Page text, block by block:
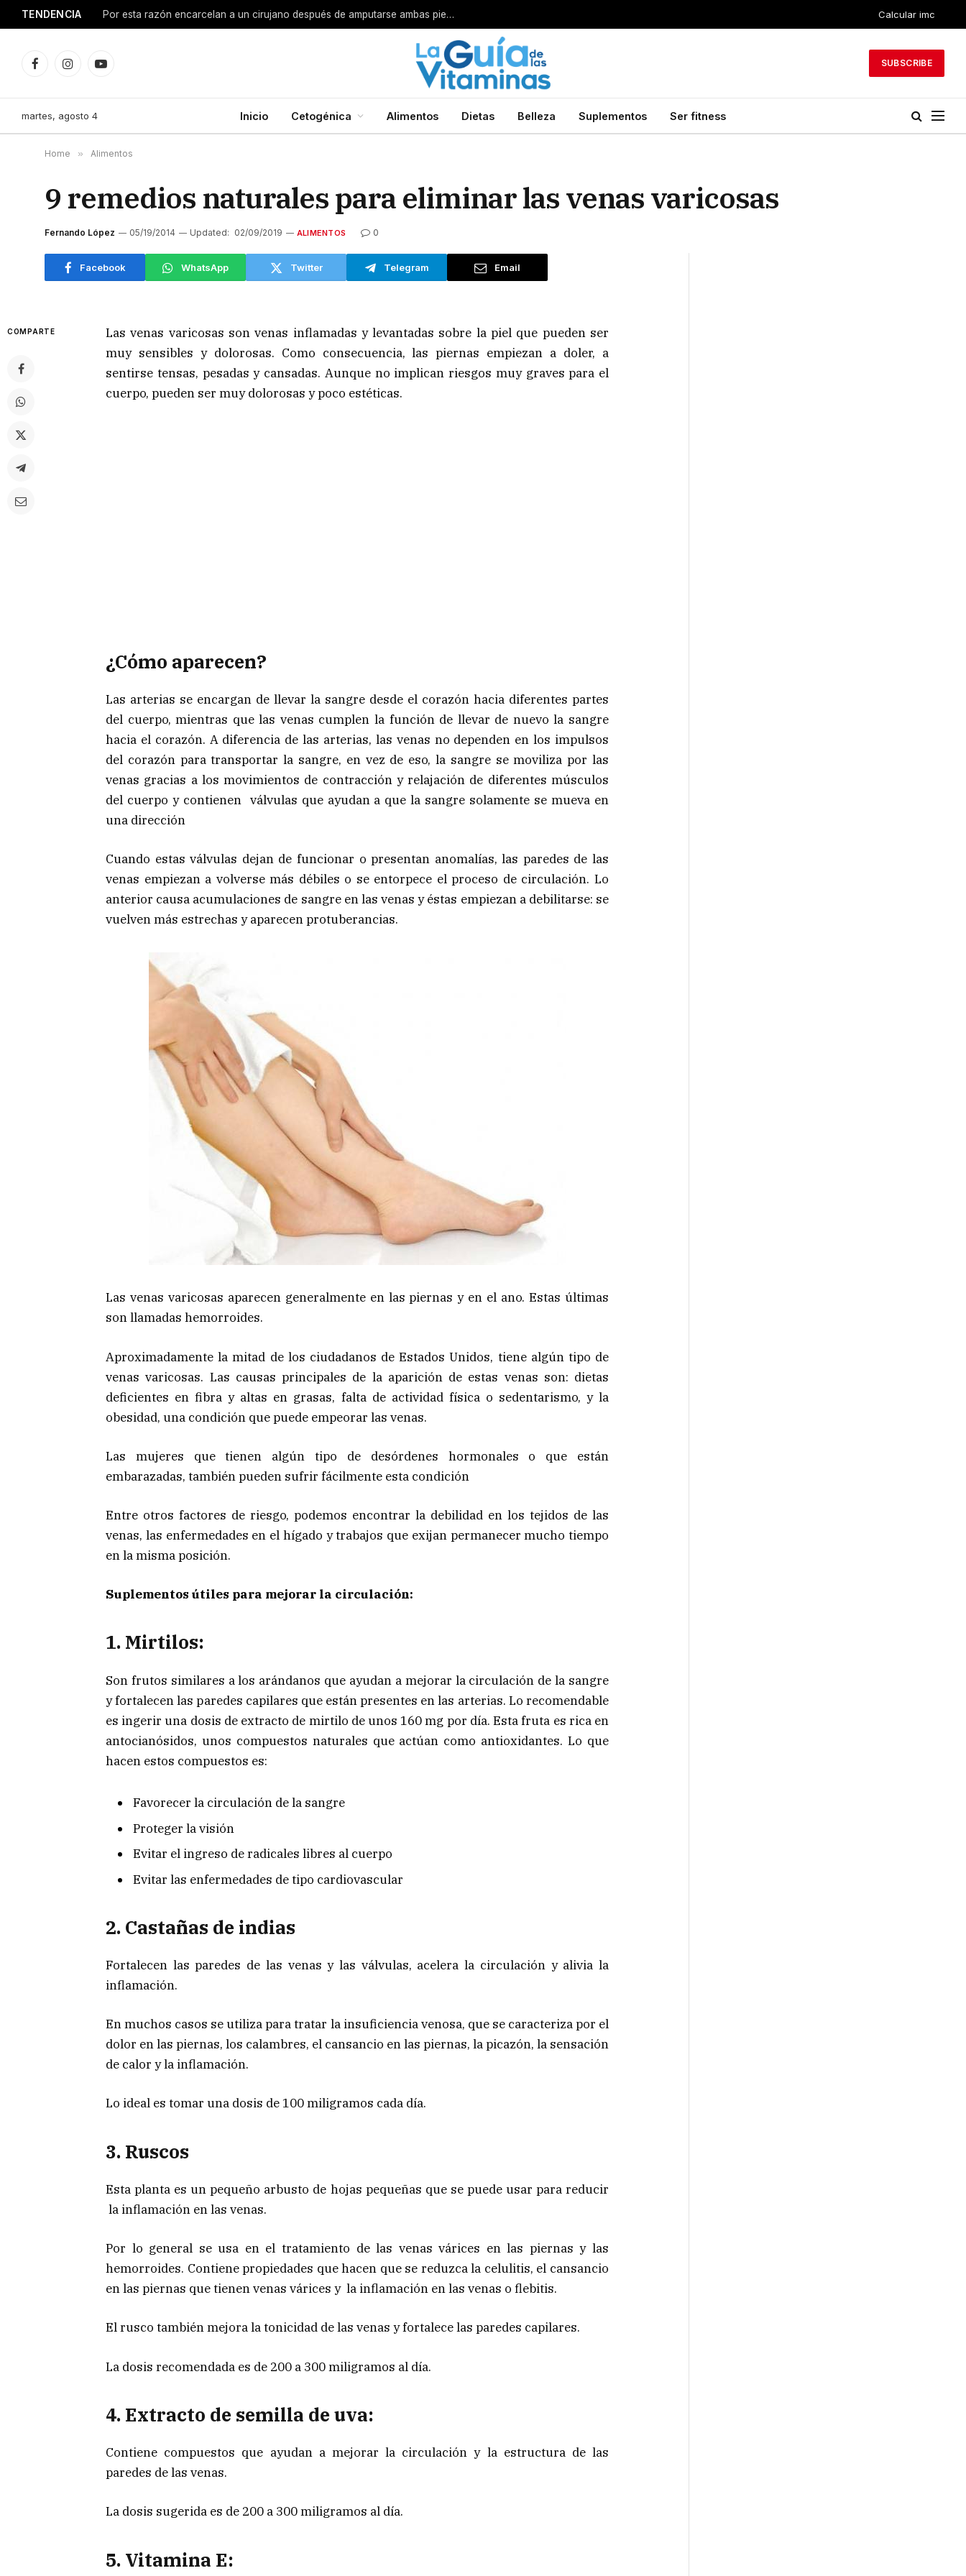
TENDENCIA Por esta razón encarcelan a un cirujano después de amputarse ambas piernas Calcular imc
FacebookInstagramYouTube
SUBSCRIBE
martes, agosto 4 Inicio Cetogénica Alimentos Dietas Belleza Suplementos Ser fitness
Home » Alimentos
9 remedios naturales para eliminar las venas varicosas
Fernando López 05/19/2014 Updated: 02/09/2019 ALIMENTOS 0
Facebook WhatsApp Twitter Telegram Email
COMPARTE
Las venas varicosas son venas inflamadas y levantadas sobre la piel que pueden ser
muy sensibles y dolorosas. Como consecuencia, las piernas empiezan a doler, a
sentirse tensas, pesadas y cansadas. Aunque no implican riesgos muy graves para el
cuerpo, pueden ser muy dolorosas y poco estéticas.
¿Cómo aparecen?
Las arterias se encargan de llevar la sangre desde el corazón hacia diferentes partes
del cuerpo, mientras que las venas cumplen la función de llevar de nuevo la sangre
hacia el corazón. A diferencia de las arterias, las venas no dependen en los impulsos
del corazón para transportar la sangre, en vez de eso, la sangre se moviliza por las
venas gracias a los movimientos de contracción y relajación de diferentes músculos
del cuerpo y contienen válvulas que ayudan a que la sangre solamente se mueva en
una dirección
Cuando estas válvulas dejan de funcionar o presentan anomalías, las paredes de las
venas empiezan a volverse más débiles o se entorpece el proceso de circulación. Lo
anterior causa acumulaciones de sangre en las venas y éstas empiezan a debilitarse: se
vuelven más estrechas y aparecen protuberancias.
Las venas varicosas aparecen generalmente en las piernas y en el ano. Estas últimas
son llamadas hemorroides.
Aproximadamente la mitad de los ciudadanos de Estados Unidos, tiene algún tipo de
venas varicosas. Las causas principales de la aparición de estas venas son: dietas
deficientes en fibra y altas en grasas, falta de actividad física o sedentarismo, y la
obesidad, una condición que puede empeorar las venas.
Las mujeres que tienen algún tipo de desórdenes hormonales o que están
embarazadas, también pueden sufrir fácilmente esta condición
Entre otros factores de riesgo, podemos encontrar la debilidad en los tejidos de las
venas, las enfermedades en el hígado y trabajos que exijan permanecer mucho tiempo
en la misma posición.
Suplementos útiles para mejorar la circulación:
1. Mirtilos:
Son frutos similares a los arándanos que ayudan a mejorar la circulación de la sangre
y fortalecen las paredes capilares que están presentes en las arterias. Lo recomendable
es ingerir una dosis de extracto de mirtilo de unos 160 mg por día. Esta fruta es rica en
antocianósidos, unos compuestos naturales que actúan como antioxidantes. Lo que
hacen estos compuestos es:
Favorecer la circulación de la sangre
Proteger la visión
Evitar el ingreso de radicales libres al cuerpo
Evitar las enfermedades de tipo cardiovascular
2. Castañas de indias
Fortalecen las paredes de las venas y las válvulas, acelera la circulación y alivia la
inflamación.
En muchos casos se utiliza para tratar la insuficiencia venosa, que se caracteriza por el
dolor en las piernas, los calambres, el cansancio en las piernas, la picazón, la sensación
de calor y la inflamación.
Lo ideal es tomar una dosis de 100 miligramos cada día.
3. Ruscos
Esta planta es un pequeño arbusto de hojas pequeñas que se puede usar para reducir
la inflamación en las venas.
Por lo general se usa en el tratamiento de las venas várices en las piernas y las
hemorroides. Contiene propiedades que hacen que se reduzca la celulitis, el cansancio
en las piernas que tienen venas várices y la inflamación en las venas o flebitis.
El rusco también mejora la tonicidad de las venas y fortalece las paredes capilares.
La dosis recomendada es de 200 a 300 miligramos al día.
4. Extracto de semilla de uva:
Contiene compuestos que ayudan a mejorar la circulación y la estructura de las
paredes de las venas.
La dosis sugerida es de 200 a 300 miligramos al día.
5. Vitamina E: